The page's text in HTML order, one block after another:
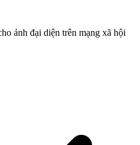
ảnh đại diện trên mạng xã hội